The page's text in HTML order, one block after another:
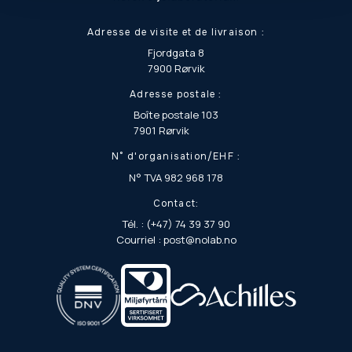
Adresse de visite et de livraison :
Fjordgata 8
7900 Rørvik
Adresse postale :
Boîte postale 103
7901 Rørvik
N° d'organisation/EHF :
N° TVA 982 968 178
Contact:
Tél. : (+47) 74 39 37 90
Courriel : post@nolab.no